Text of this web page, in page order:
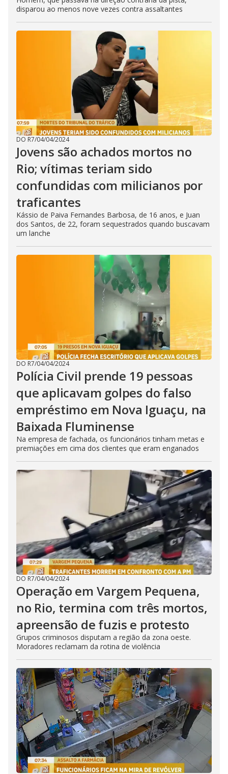
disparou ao menos nove vezes contra assaltantes
DO R7/04/04/2024
Jovens são achados mortos no
Rio; vítimas teriam sido
confundidas com milicianos por
traficantes
Kássio de Paiva Fernandes Barbosa, de 16 anos, e Juan
dos Santos, de 22, foram sequestrados quando buscavam
um lanche
DO R7/04/04/2024
Polícia Civil prende 19 pessoas
que aplicavam golpes do falso
empréstimo em Nova Iguaçu, na
Baixada Fluminense
Na empresa de fachada, os funcionários tinham metas e
premiações em cima dos clientes que eram enganados
DO R7/04/04/2024
Operação em Vargem Pequena,
no Rio, termina com três mortos,
apreensão de fuzis e protesto
Grupos criminosos disputam a região da zona oeste.
Moradores reclamam da rotina de violência